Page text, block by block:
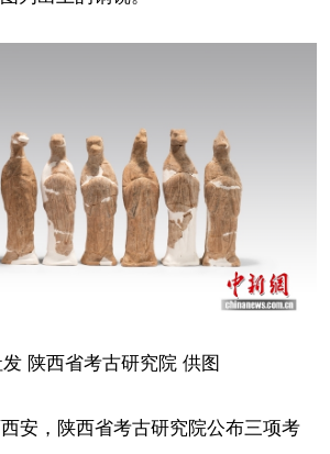
陕西省考古研究院 供图
安，陕西省考古研究院公布三项考